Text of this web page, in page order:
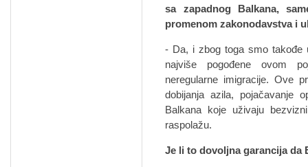
sa zapadnog Balkana,
promenom zakonodavstva i
- Da, i zbog toga smo takođe
najviše pogođene ovom
neregularne imigracije. Ove
dobijanja azila, pojačavanje
Balkana koje uživaju
raspolažu.
Je li to dovoljna garancija da